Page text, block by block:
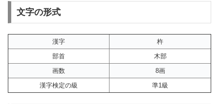
文字の形式
漢字
杵
部首
木部
画数
8画
漢字検定の級
準1級